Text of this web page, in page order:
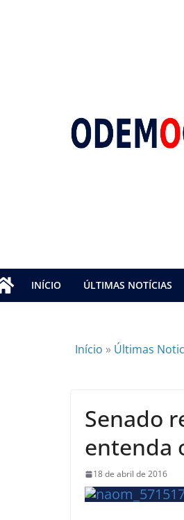
INÍCIO ÚLTIMAS NOTÍCIAS
Início » Últimas
Senado
entenda
18 de abril de 2016